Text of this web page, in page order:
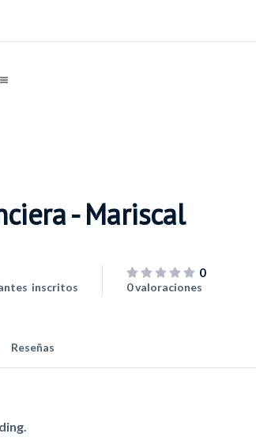
- Mariscal
inscritos
0
0 valoraciones
Reseñas